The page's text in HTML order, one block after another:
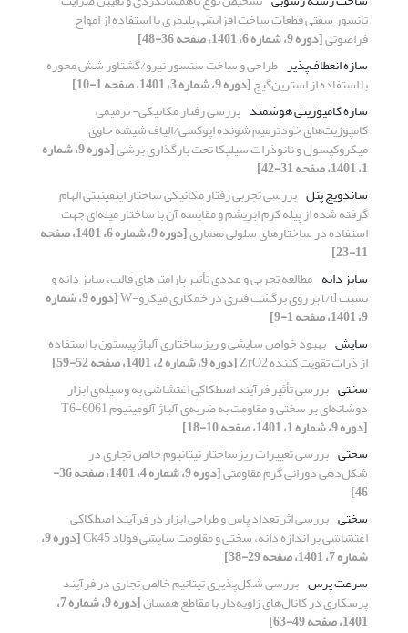
تانسور سفتی قطعات ساخت افزایشی پلیمری با استفاده از امواج
فراصوتی[دوره 9، شماره 6، 1401، صفحه 36-48]
سازه انعطاف‌پذیر طراحی و ساخت سنسور نیرو/گشتاور شش محوره
با استفاده از استرین‌گیج[دوره 9، شماره 3، 1401، صفحه 1-10]
سازه کامپوزیتی هوشمند بررسی رفتار مکانیکی- ترمیمی
کامپوزیت‌های خودترمیم شونده اپوکسی/الیاف شیشه حاوی
میکروکپسول و نانوذرات سیلیکا تحت بارگذاری برشی [دوره 9، شماره
1، 1401، صفحه 31-42]
ساندویچ پنل بررسی تجربی رفتار مکانیکی ساختار اینفینیتی الهام
گرفته شده از پیله کرم ابریشم و مقایسه آن با ساختار میله‌ای جهت
استفاده در ساختارهای سلولی معماری [دوره 9، شماره 6، 1401، صفحه
11-23]
سایز دانه مطالعه تجربی و عددی تأثیر پارامترهای قالب، سایز دانه و
نسبت t/d بر روی برگشت فنری در خمکاری میکرو-W [دوره 9، شماره
9، 1401، صفحه 1-9]
سایش بهبود خواص سایشی و ریزساختاری آلیاژ پیستون با استفاده
از ذرات تقویت کننده ZrO2
[دوره 9، شماره 2، 1401، صفحه 52-59]
سختی بررسی تأثیر فرآیند اصطکاکی اغتشاشی به وسیله‌ی ابزار
دوشانه‌ای بر سختی و مقاومت به ضربه‌ی آلیاژ آلومینیوم 6061-T6
[دوره 9، شماره 1، 1401، صفحه 10-18]
سختی بررسی تغییرات ریزساختار تیتانیوم خالص تجاری در
شکل‌دهی دورانی گرم مقاومتی [دوره 9، شماره 4، 1401، صفحه 36-
46]
سختی بررسی اثر تعداد پاس و طراحی ابزار در فرآیند اصطکاکی
اغتشاشی بر اندازه دانه، سختی و مقاومت سایشی فولاد Ck45 [دوره 9،
شماره 7، 1401، صفحه 29-38]
سرعت پرس بررسی شکل‌پذیری تیتانیم خالص تجاری در فرآیند
پرسکاری در کانال‌های زاویه‌دار با مقاطع همسان [دوره 9، شماره 7،
1401، صفحه 49-63]